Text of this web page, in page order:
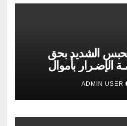
الشديد بحق
الإضـرار بأموال
الحبوب